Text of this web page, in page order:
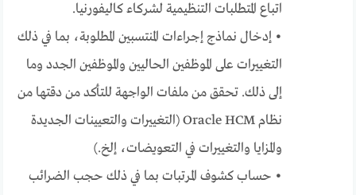
اتباع المتطلبات التنظيمية لشركاء كاليفورنيا.
• إدخال نماذج إجراءات المنتسبين المطلوبة، بما في ذلك
التغييرات على الموظفين الحاليين والموظفين الجدد وما
إلى ذلك. تحقق من ملفات الواجهة للتأكد من دقتها من
نظام Oracle HCM (التغييرات والتعيينات الجديدة
والمزايا والتغييرات في التعويضات، إلخ.)
• حساب كشوف المرتبات بما في ذلك حجب الضرائب